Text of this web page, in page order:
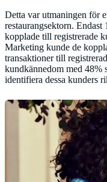
Detta var utmaningen för
restaurangsektorn.
kopplade till registrerade
Marketing kunde de
transaktioner till
kundkännedom med 48%
identifiera dessa kunders